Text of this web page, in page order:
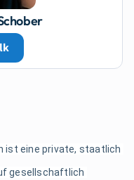
ist eine private, staatlich
gesellschaftlich